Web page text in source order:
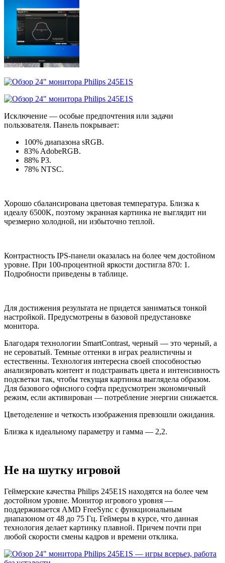
Исключение — особые предпочтения или задачи
пользователя. Панель покрывает:
100% диапазона sRGB.
83% AdobeRGB.
88% P3.
78% NTSC.
Хорошо сбалансирована цветовая температура. Близка к
идеалу 6500K, поэтому экранная картинка не выглядит ни
чрезмерно холодной, ни избыточно теплой.
Контрастность IPS-панели оказалась на более чем достойном
уровне. При 100-процентной яркости достигла 870: 1.
Подробности приведены в таблице.
Для достижения результата не придется заниматься тонкой
настройкой. Предусмотрены в базовой предустановке
монитора.
Благодаря технологии SmartContrast, черный — это черный, а
не сероватый. Темные оттенки в играх реалистичны и
естественны. Технология интересна своей способностью
анализировать контент и подстраивать цвета и интенсивность
подсветки так, чтобы текущая картинка выглядела образом.
Для базового офисного софта предусмотрен экономичный
режим, если активирован — потребление энергии снижается.
Цветоделение и четкость изображения превзошли ожидания.
Близка к идеальному параметру и гамма — 2,2.
Не на шутку игровой
Геймерские качества Philips 245E1S находятся на более чем
достойном уровне. Монитор игрового уровня —
поддерживается AMD FreeSync с функциональным
диапазоном от 48 до 75 Гц. Геймеры в курсе, что данная
технология делает картинку плавной. Причем почти при
любой скорости смены кадров и времени отклика.